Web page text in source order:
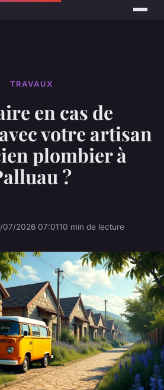
TRAVAUX
en cas de
votre artisan
plombier à
?
07/2026 07:0110 min de lecture